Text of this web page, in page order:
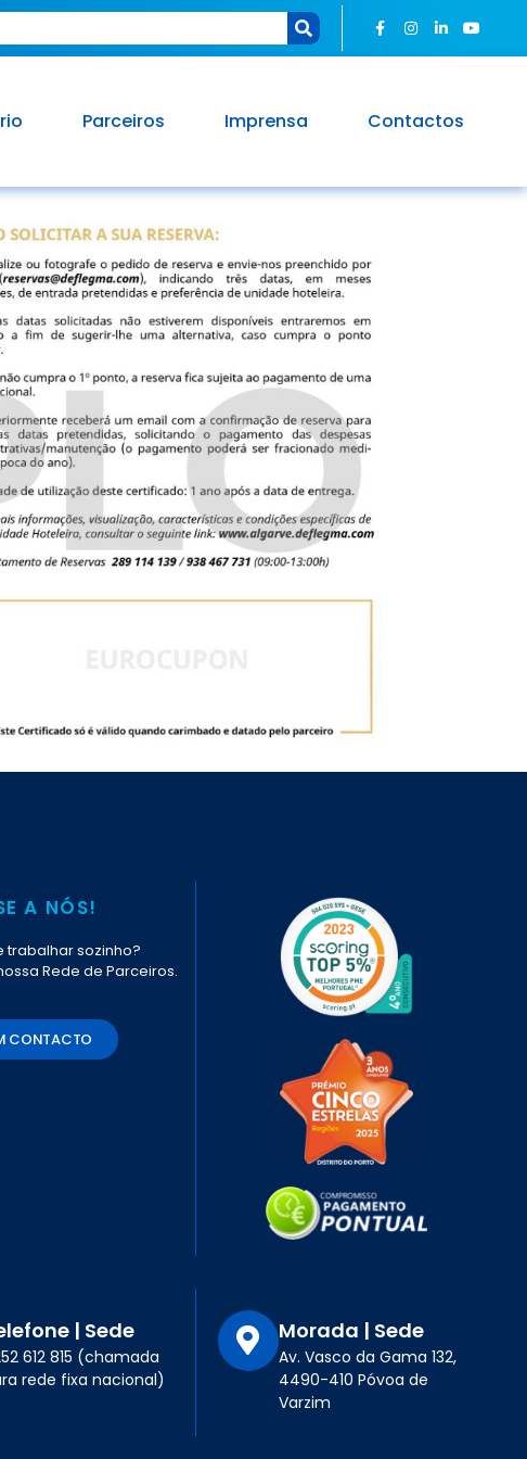
Parceiros Imprensa Contactos
A NÓS!
trabalhar sozinho?
Rede de Parceiros.
CONTACTO
| Sede
612 815 (chamada
rede fixa nacional)
Morada | Sede
Av. Vasco da Gama 132,
4490-410 Póvoa de
Varzim